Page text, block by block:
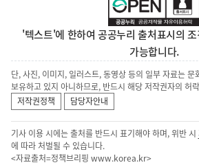
'텍스트'에 한하여 공공누리 출처표시의
가능합니다.
단, 사진, 이미지, 일러스트, 동영상 등의 일부 자료는
보유하고 있지 아니하므로, 반드시 해당 저작권자의 허
저작권정책
담당자안내
기사 이용 시에는 출처를 반드시 표기해야 하며, 위반 시
에 따라 처벌될 수 있습니다.
<자료출처=정책브리핑 www.korea.kr>